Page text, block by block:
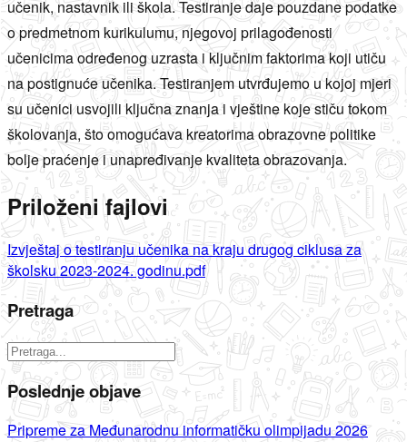
učenik, nastavnik ili škola. Testiranje daje pouzdane podatke
o predmetnom kurikulumu, njegovoj prilagođenosti
učenicima određenog uzrasta i ključnim faktorima koji utiču
na postignuće učenika. Testiranjem utvrđujemo u kojoj mjeri
su učenici usvojili ključna znanja i vještine koje stiču tokom
školovanja, što omogućava kreatorima obrazovne politike
bolje praćenje i unapređivanje kvaliteta obrazovanja.
Priloženi fajlovi
Izvještaj o testiranju učenika na kraju drugog ciklusa za
školsku 2023-2024. godinu.pdf
Pretraga
Poslednje objave
Pripreme za Međunarodnu informatičku olimpijadu 2026